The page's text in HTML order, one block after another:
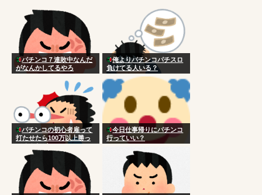
パチンコ７連敗中なんだ
がなんかしてるやろ
俺よりパチンコパチスロ
負けてる人いる？
パチンコの初心者雇って
打たせたら100万以上勝っ
てるんだが
今日仕事帰りにパチンコ
行っていい？